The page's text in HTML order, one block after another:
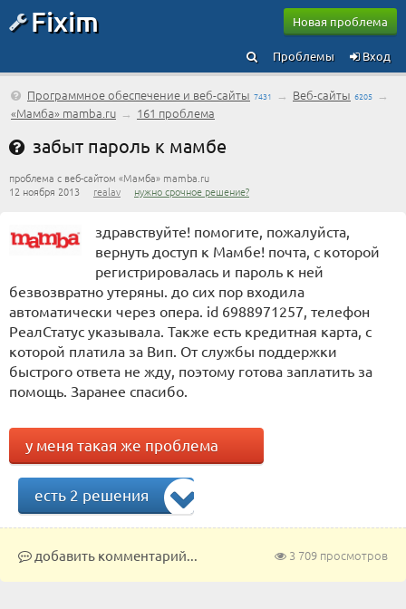
Fixim Новая проблема
Вход
Проблемы
Программное обеспечение и веб-сайты 7431 → Веб-сайты 6205 →
«Мамба» mamba.ru → 161 проблема
забыт пароль к мамбе
проблема с веб-сайтом «Мамба» mamba.ru
12 ноября 2013 realav нужно срочное решение?
здравствуйте! помогите, пожалуйста,
вернуть доступ к Мамбе! почта, с которой
регистрировалась и пароль к ней
безвозвратно утеряны. до сих пор входила
автоматически через опера. id 6988971257, телефон
РеалСтатус указывала. Также есть кредитная карта, с
которой платила за Вип. От службы поддержки
быстрого ответа не жду, поэтому готова заплатить за
помощь. Заранее спасибо.
у меня такая же проблема
есть 2 решения
3 709 просмотров
добавить комментарий...